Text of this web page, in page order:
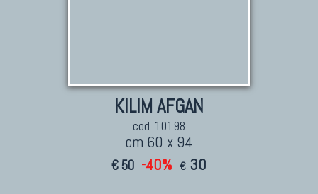
KILIM AFGAN
cod. 10198
cm 60 x 94
€ 50 -40% € 30